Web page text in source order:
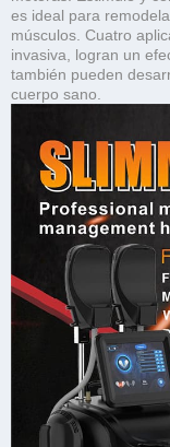
es ideal para
músculos. Cuatro
invasiva, logran un
también pueden
cuerpo sano.